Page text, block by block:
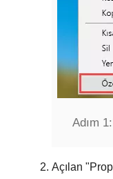
Adım 1:
Açılan "